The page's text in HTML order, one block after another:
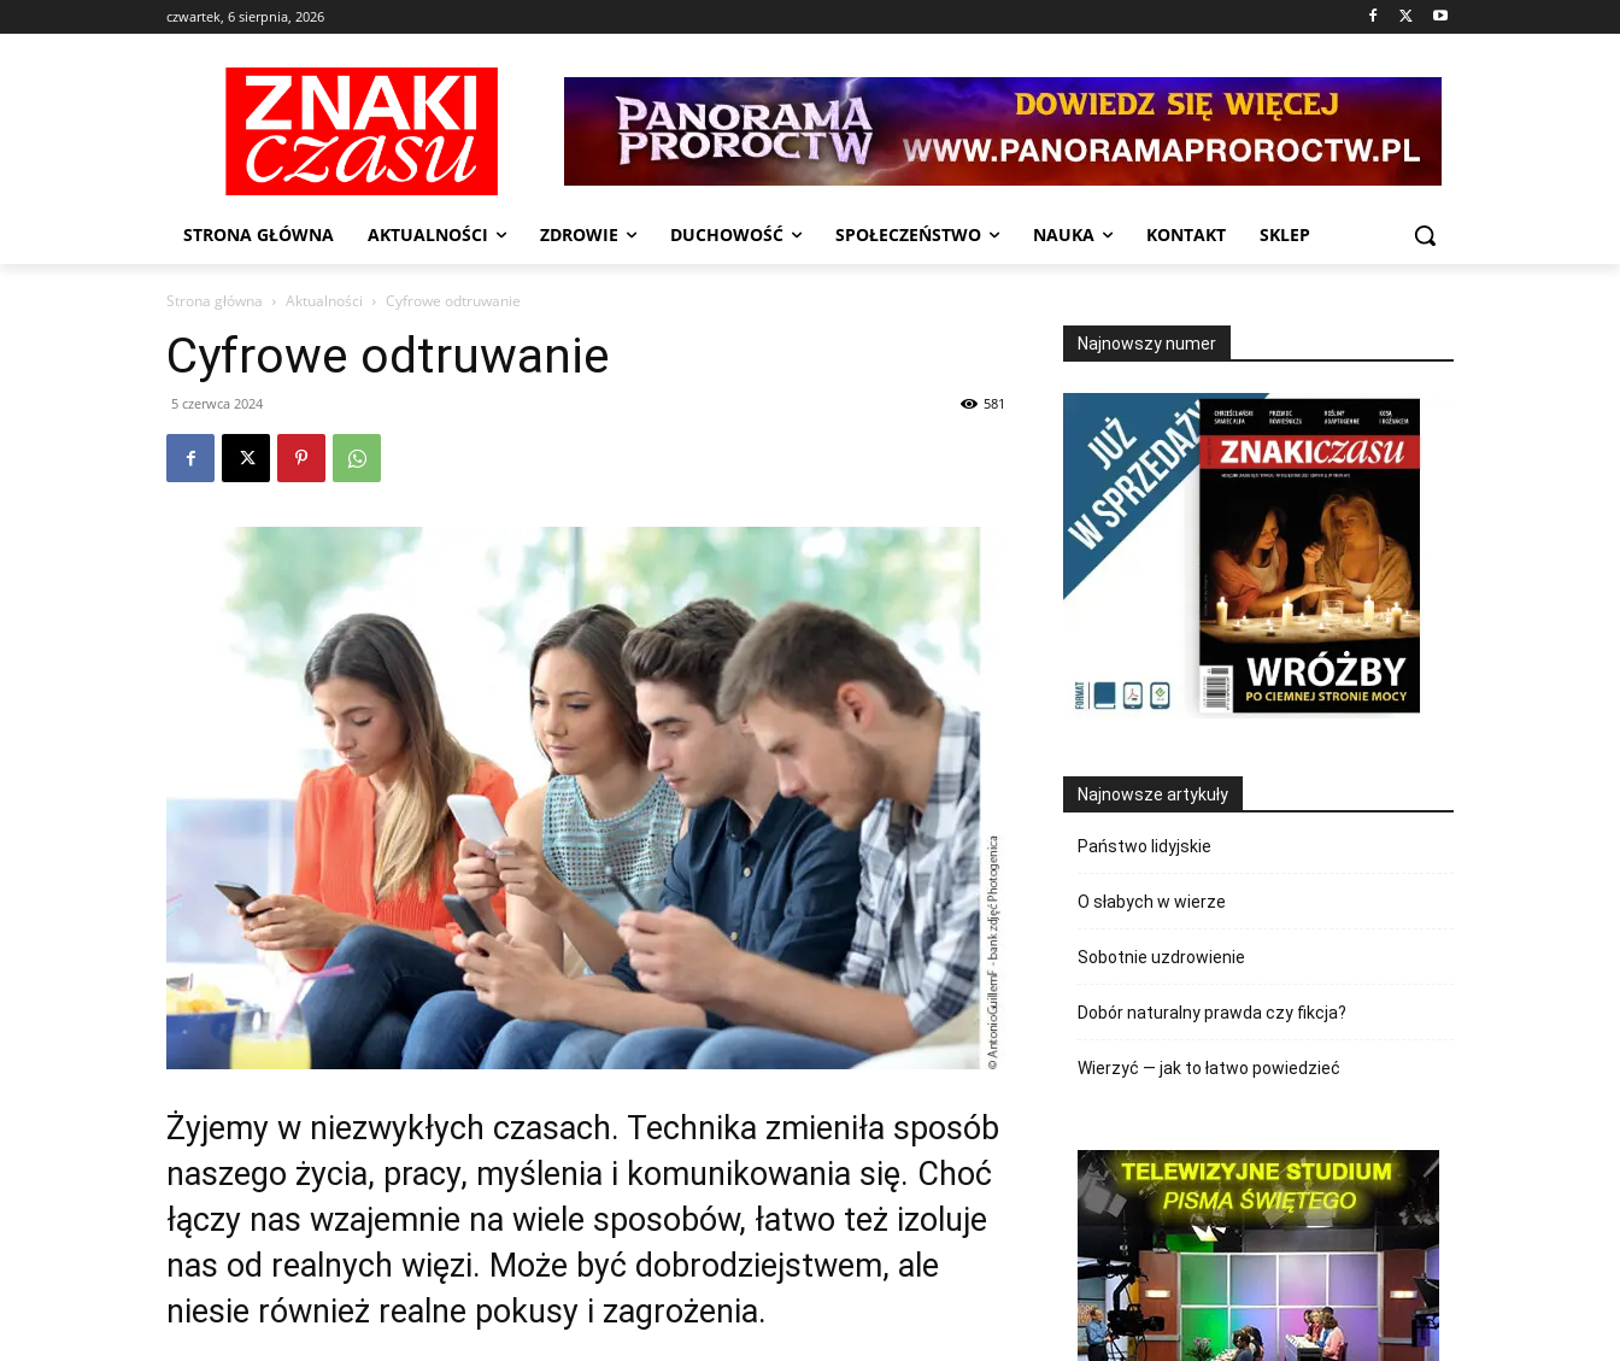
czwartek, 6 sierpnia, 2026
STRONA GŁÓWNA AKTUALNOŚCI ZDROWIE DUCHOWOŚĆ SPOŁECZEŃSTWO NAUKA KONTAKT SKLEP
Strona główna Aktualności Cyfrowe odtruwanie
Cyfrowe odtruwanie
5 czerwca 2024 581
Żyjemy w niezwykłych czasach. Technika zmieniła sposób
naszego życia, pracy, myślenia i komunikowania się. Choć
łączy nas wzajemnie na wiele sposobów, łatwo też izoluje
nas od realnych więzi. Może być dobrodziejstwem, ale
niesie również realne pokusy i zagrożenia.
Najnowszy numer
Najnowsze artykuły
Państwo lidyjskie
O słabych w wierze
Sobotnie uzdrowienie
Dobór naturalny prawda czy fikcja?
Wierzyć — jak to łatwo powiedzieć